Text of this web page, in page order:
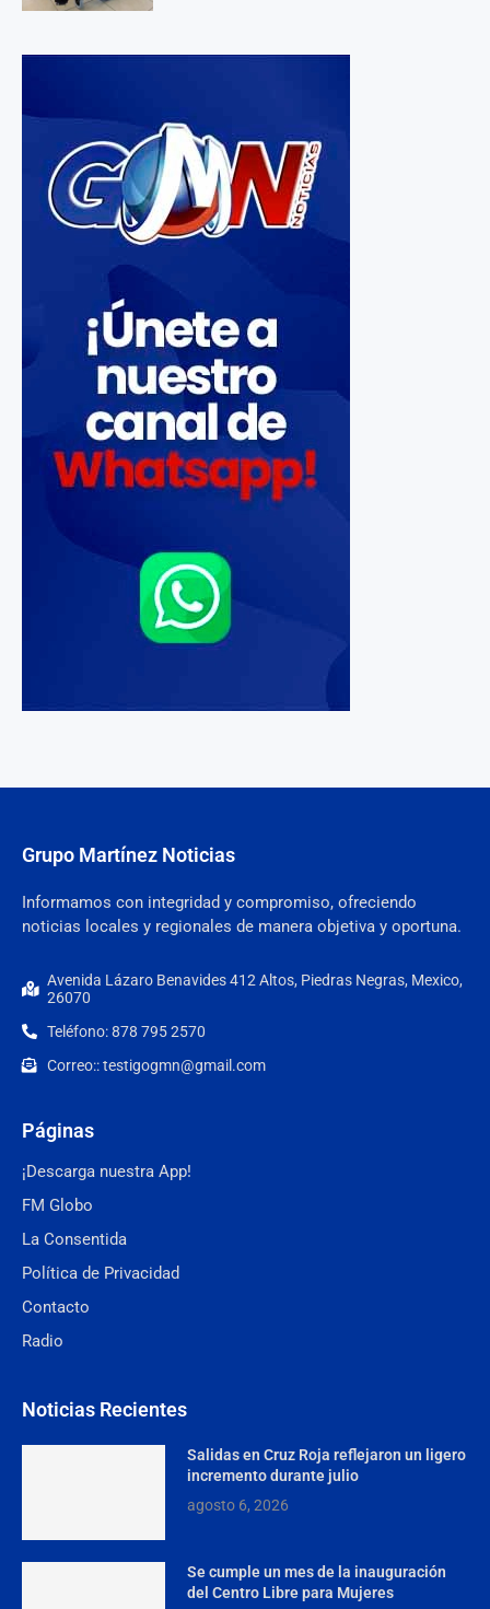
Grupo Martínez Noticias
Informamos con integridad y compromiso, ofreciendo
noticias locales y regionales de manera objetiva y oportuna.
Avenida Lázaro Benavides 412 Altos, Piedras Negras, Mexico,
26070
Teléfono: 878 795 2570
Correo:: testigogmn@gmail.com
Páginas
¡Descarga nuestra App!
FM Globo
La Consentida
Política de Privacidad
Contacto
Radio
Noticias Recientes
Salidas en Cruz Roja reflejaron un ligero
incremento durante julio
agosto 6, 2026
Se cumple un mes de la inauguración
del Centro Libre para Mujeres